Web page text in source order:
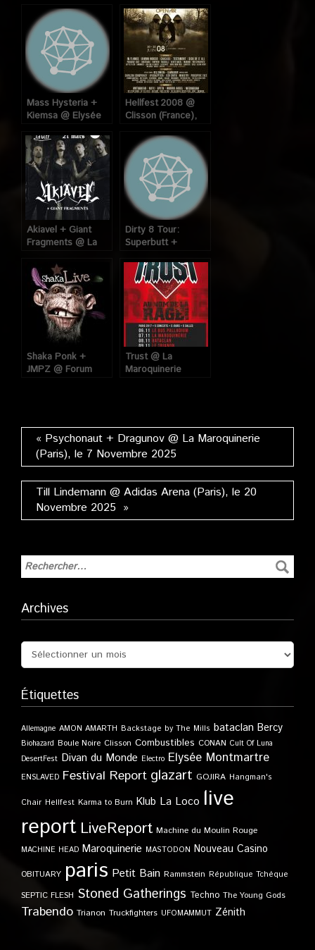
Mass Hysteria +
Kiemsa @ Elysée
le 16 Novembre
2007
Hellfest 2008 @
Clisson (France),
2008
Akiavel + Giant
Fragments @ La
en Laye), le 21
Mars 2025
Dirty 8 Tour:
Superbutt +
@ Boule Noire
(Paris) le 21
Novembre 2007
Shaka Ponk +
JMPZ @ Forum
Trust @ La
Maroquinerie
« Psychonaut + Dragunov @ La Maroquinerie
(Paris), le 7 Novembre 2025
Till Lindemann @ Adidas Arena (Paris), le 20
Novembre 2025 »
Archives
Étiquettes
Allemagne AMON AMARTH Backstage by The Mills bataclan Bercy
Biohazard Boule Noire Clisson Combustibles CONAN Cult Of Luna
DesertFest Divan du Monde Electro Elysée Montmartre
ENSLAVED Festival Report glazart GOJIRA Hangman's
Chair Hellfest Karma to Burn Klub La Loco live
report LiveReport Machine du Moulin Rouge
MACHINE HEAD Maroquinerie MASTODON Nouveau Casino
OBITUARY paris Petit Bain Rammstein République Tchèque
SEPTIC FLESH Stoned Gatherings Techno The Young Gods
Trabendo Trianon Truckfighters UFOMAMMUT Zénith